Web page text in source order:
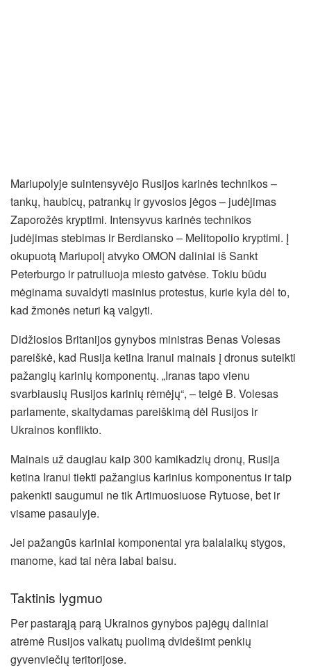
Mariupolyje suintensyvėjo Rusijos karinės technikos –
tankų, haubicų, patrankų ir gyvosios jėgos – judėjimas
Zaporožės kryptimi. Intensyvus karinės technikos
judėjimas stebimas ir Berdiansko – Melitopolio kryptimi. Į
okupuotą Mariupolį atvyko OMON daliniai iš Sankt
Peterburgo ir patruliuoja miesto gatvėse. Tokiu būdu
mėginama suvaldyti masinius protestus, kurie kyla dėl to,
kad žmonės neturi ką valgyti.
Didžiosios Britanijos gynybos ministras Benas Volesas
pareiškė, kad Rusija ketina Iranui mainais į dronus suteikti
pažangių karinių komponentų. „Iranas tapo vienu
svarbiausių Rusijos karinių rėmėjų“, – teigė B. Volesas
parlamente, skaitydamas pareiškimą dėl Rusijos ir
Ukrainos konflikto.
Mainais už daugiau kaip 300 kamikadzių dronų, Rusija
ketina Iranui tiekti pažangius karinius komponentus ir taip
pakenkti saugumui ne tik Artimuosiuose Rytuose, bet ir
visame pasaulyje.
Jei pažangūs kariniai komponentai yra balalaikų stygos,
manome, kad tai nėra labai baisu.
Taktinis lygmuo
Per pastarąją parą Ukrainos gynybos pajėgų daliniai
atrėmė Rusijos valkatų puolimą dvidešimt penkių
gyvenviečių teritorijose.